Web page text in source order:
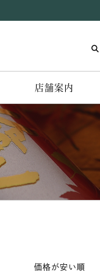
店舗案内
価格が安い順